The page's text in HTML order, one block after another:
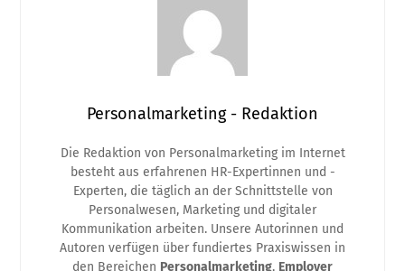
Personalmarketing - Redaktion
Die Redaktion von Personalmarketing im Internet
besteht aus erfahrenen HR-Expertinnen und -
Experten, die täglich an der Schnittstelle von
Personalwesen, Marketing und digitaler
Kommunikation arbeiten. Unsere Autorinnen und
Autoren verfügen über fundiertes Praxiswissen in
den Bereichen Personalmarketing, Employer